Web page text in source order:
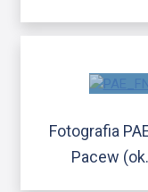
Fotografia
Pacew